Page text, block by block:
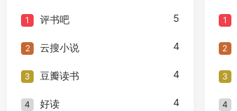
1 评书吧 5
2 云搜小说 4
3 豆瓣读书 4
4 好读 4
1
2
3
4